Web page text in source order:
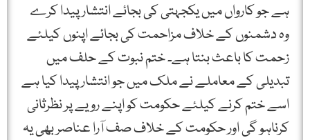
ہے جو کارواں میں یکجہتی کی بجائے انتشار پیدا کرے
وہ دشمنوں کے خلاف مزاحمت کی بجائے اپنوں کیلئے
زحمت کا باعث بنتا ہے۔ ختم نبوت کے حلف میں
تبدیلی کے معاملے نے ملک میں جو انتشار پیدا کیا ہے
اسے ختم کرنے کیلئے حکومت کو اپنے رویے پر نظرثانی
کرناہو گی اور حکومت کے خلاف صف آرا عناصر بھی یہ